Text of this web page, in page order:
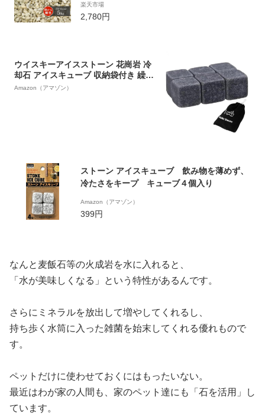
園 和 和風 和庭 坪庭 枯山水 砂紋 日本庭園 三
重県 伊勢 あさけ 国産 天然
楽天市場
2,780円
ウイスキーアイスストーン 花崗岩 冷
却石 アイスキューブ 収納袋付き 繰り
返し使える 飲み物を薄めず バー ワイ
Amazon（アマゾン）
ストーン アイスキューブ 飲み物を薄めず、
冷たさをキープ キューブ４個入り
Amazon（アマゾン）
399円
なんと麦飯石等の火成岩を水に入れると、
「水が美味しくなる」という特性があるんです。
さらにミネラルを放出して増やしてくれるし、
持ち歩く水筒に入った雑菌を始末してくれる優れもので
す。
ペットだけに使わせておくにはもったいない。
最近はわが家の人間も、家のペット達にも「石を活用」し
ています。